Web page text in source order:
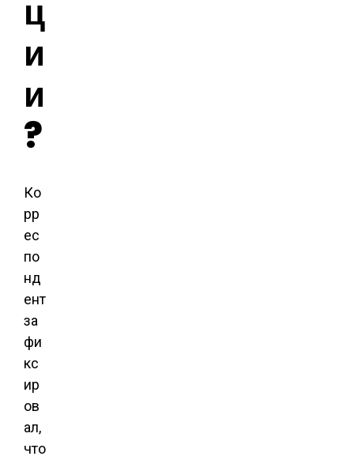
ц
и
и
?
Ко
рр
ес
по
нд
ент
за
фи
кс
ир
ов
ал,
что